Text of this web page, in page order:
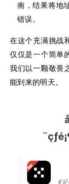
南，结果将地
错误。
在这个充满挑战
仅仅是一个简单
我们以一颗敬畏
能到来的明天。